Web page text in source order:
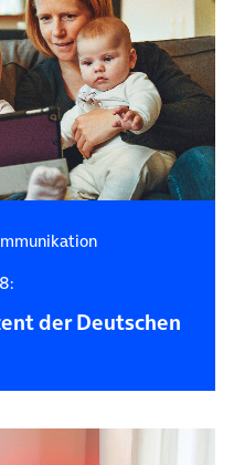
der Deutschen